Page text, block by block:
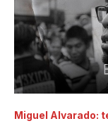
Miguel Alvarado: